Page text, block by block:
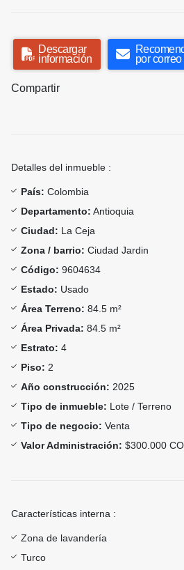
Descargar
información
por
Compartir
Detalles del inmueble :
País: Colombia
Departamento: Antioquia
Ciudad: La Ceja
Zona / barrio: Ciudad Jardin
Código: 9604634
Estado: Usado
Área Terreno: 84.5 m²
Área Privada: 84.5 m²
Estrato: 4
Piso: 2
Año construcción: 2025
Tipo de inmueble: Lote / Terreno
Tipo de negocio: Venta
Valor Administración: $300.000
Características interna :
Zona de lavandería
Turco